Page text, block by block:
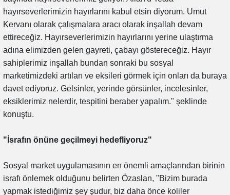
hayırseverlerimizin hayırlarını kabul etsin diyorum. Umut
Kervanı olarak çalışmalara aracı olarak inşallah devam
ettireceğiz. Hayırseverlerimizin hayırlarını yerine ulaştırma
adına elimizden gelen gayreti, çabayı göstereceğiz. Hayır
sahiplerimiz inşallah bundan sonraki bu sosyal
marketimizdeki artıları ve eksileri görmek için onları da buraya
davet ediyoruz. Gelsinler, yerinde görsünler, incelesinler,
eksiklerimiz nelerdir, tespitini beraber yapalım." şeklinde
konuştu.
"İsrafın önüne geçilmeyi hedefliyoruz"
Sosyal market uygulamasının en önemli amaçlarından birinin
israfı önlemek olduğunu belirten Özaslan, "Bizim burada
yapmak istediğimiz şey şudur, biz daha önce koliler